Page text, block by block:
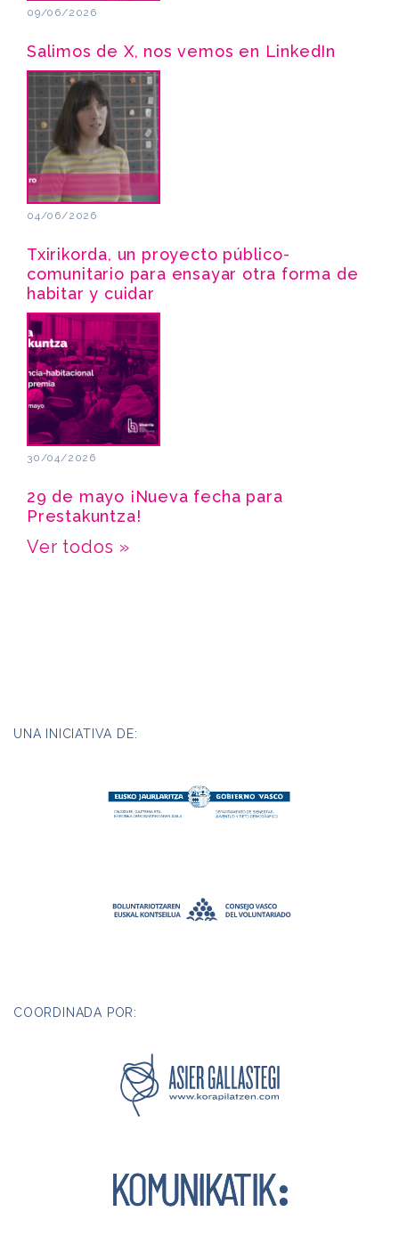
09/06/2026
Salimos de X, nos vemos en LinkedIn
04/06/2026
Txirikorda, un proyecto público-
comunitario para ensayar otra forma de
habitar y cuidar
30/04/2026
29 de mayo ¡Nueva fecha para
Prestakuntza!
Ver todos »
UNA INICIATIVA DE:
COORDINADA POR: